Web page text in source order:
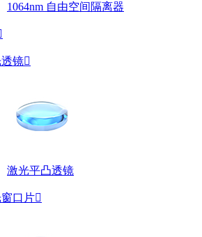
1064nm 自由空间隔离器
镜
激光平凸透镜
口片